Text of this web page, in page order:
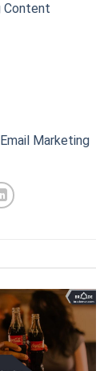
Content
Marketing